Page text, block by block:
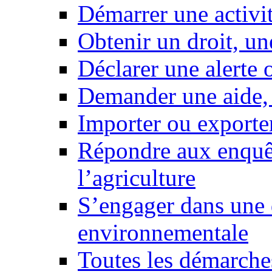
Démarrer une
Obtenir un droit,
Déclarer une alerte
Demander une
Importer ou
Répondre aux
l’agriculture
S’engager dans
environnementale
Toutes les